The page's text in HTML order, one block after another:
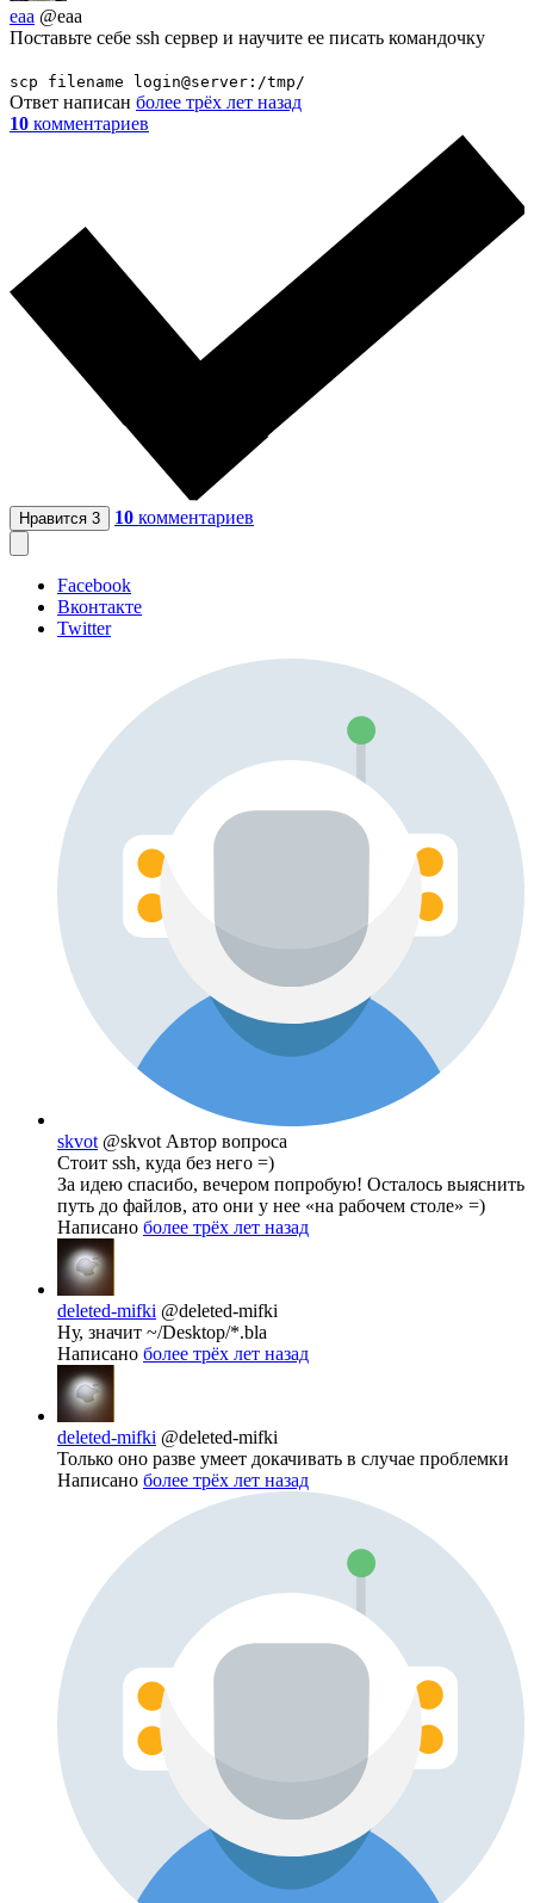
eaa @eaa
Поставьте себе ssh сервер и научите ее писать командочку
scp filename login@server:/tmp/
Ответ написан более трёх лет назад
10 комментариев
Нравится 3 10 комментариев
Facebook
Вконтакте
Twitter
skvot @skvot Автор вопроса
Стоит ssh, куда без него =)
За идею спасибо, вечером попробую! Осталось выяснить
путь до файлов, ато они у нее «на рабочем столе» =)
Написано более трёх лет назад
deleted-mifki @deleted-mifki
Ну, значит ~/Desktop/*.bla
Написано более трёх лет назад
deleted-mifki @deleted-mifki
Только оно разве умеет докачивать в случае проблемки
Написано более трёх лет назад